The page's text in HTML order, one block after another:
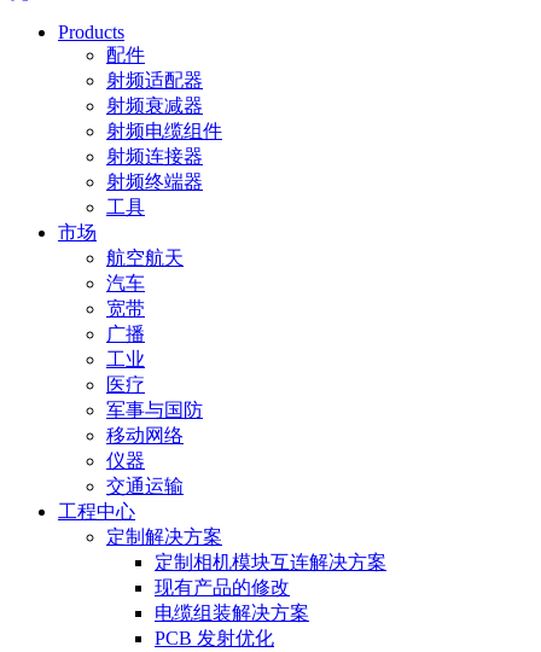
Products
配件
射频适配器
射频衰减器
射频电缆组件
射频连接器
射频终端器
工具
市场
航空航天
汽车
宽带
广播
工业
医疗
军事与国防
移动网络
仪器
交通运输
工程中心
定制解决方案
定制相机模块互连解决方案
现有产品的修改
电缆组装解决方案
PCB 发射优化